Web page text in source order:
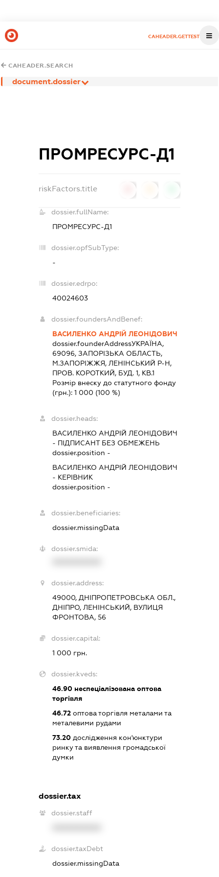
CAHEADER.GETTEST
CAHEADER.SEARCH
document.dossier
ПРОМРЕСУРС-Д1
riskFactors.title
dossier.fullName:
ПРОМРЕСУРС-Д1
dossier.opfSubType:
-
dossier.edrpo:
40024603
dossier.foundersAndBenef:
ВАСИЛЕНКО АНДРІЙ ЛЕОНІДОВИЧ
dossier.founderAddressУКРАЇНА,
69096, ЗАПОРIЗЬКА ОБЛАСТЬ,
М.ЗАПОРІЖЖЯ, ЛЕНІНСЬКИЙ Р-Н,
ПРОВ. КОРОТКИЙ, БУД. 1, КВ.1
Розмір внеску до статутного фонду
(грн.):1 000 (100 %)
dossier.heads:
ВАСИЛЕНКО АНДРІЙ ЛЕОНІДОВИЧ
- ПІДПИСАНТБЕЗ ОБМЕЖЕНЬ
dossier.position -
ВАСИЛЕНКО АНДРІЙ ЛЕОНІДОВИЧ
- КЕРІВНИК
dossier.position -
dossier.beneficiaries:
dossier.missingData
dossier.smida:
dossier.address:
49000, ДНІПРОПЕТРОВСЬКА ОБЛ.,
ДНІПРО, ЛЕНІНСЬКИЙ, ВУЛИЦЯ
ФРОНТОВА, 56
dossier.capital:
1 000 грн.
dossier.kveds:
46.90 неспеціалізована оптова
торгівля
46.72 оптова торгівля металами та
металевими рудами
73.20 дослідження кон'юнктури
ринку та виявлення громадської
думки
dossier.tax
dossier.staff
dossier.taxDebt
dossier.missingData